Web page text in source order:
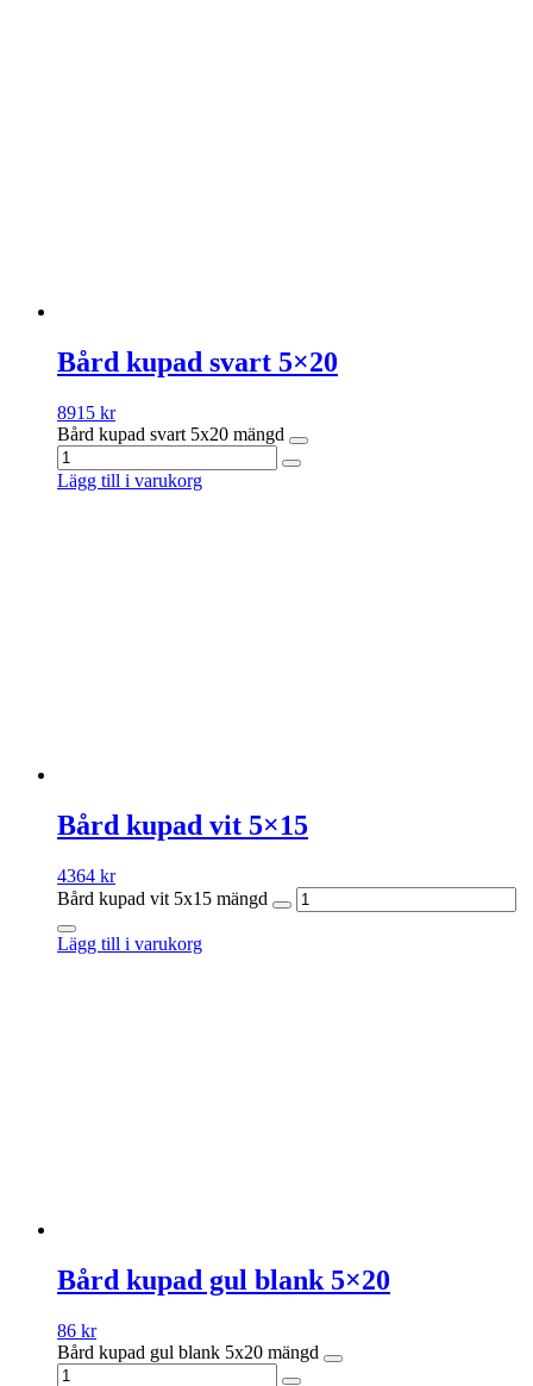
Bård kupad svart 5×20
8915 kr
Bård kupad svart 5x20 mängd
Lägg till i varukorg
Bård kupad vit 5×15
4364 kr
Bård kupad vit 5x15 mängd
Lägg till i varukorg
Bård kupad gul blank 5×20
86 kr
Bård kupad gul blank 5x20 mängd